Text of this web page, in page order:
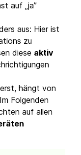
auf „ja”
aus: Hier ist
zu
diese aktiv
hängt von
Folgenden
auf allen